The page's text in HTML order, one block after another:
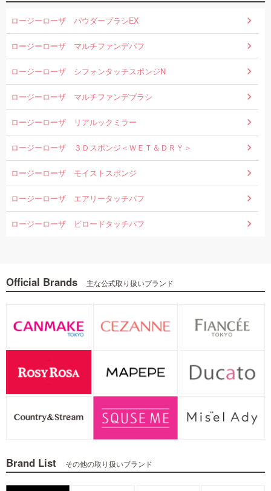
ロージーローザ パウダーブラシEX
ロージーローザ マルチファンデパフ
ロージーローザ シフォンタッチスポンジN
ロージーローザ マルチファンデブラシ
ロージーローザ リアルックミラー
ロージーローザ ３Ｄスポンジ＜ＷＥＴ＆ＤＲＹ＞
ロージーローザ モイストスポンジ
ロージーローザ エアリータッチパフ
ロージーローザ ビロードタッチパフ
Official Brands 主な公式取り扱いブランド
Brand List その他の取り扱いブランド